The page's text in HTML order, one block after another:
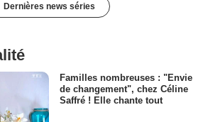
Dernières news séries
Familles nombreuses : "Envie
de changement", chez Céline
Saffré ! Elle chante tout